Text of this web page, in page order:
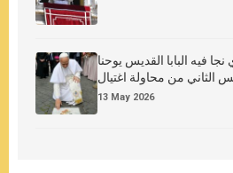
فيه البابا القديس يوحنا
الثاني من محاولة اغتيال
13 May 2026